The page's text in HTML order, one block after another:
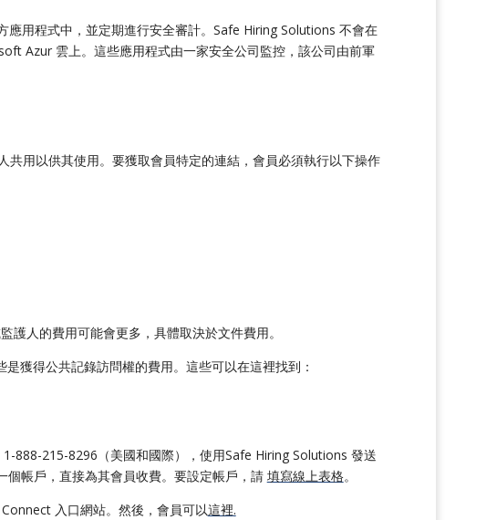
應用程式中，並定期進行安全審計。Safe Hiring Solutions 不會在
Azur 雲上。這些應用程式由一家安全公司監控，該公司由前軍
用以供其使用。要獲取會員特定的連結，會員必須執行以下操作
護人的費用可能會更多，具體取決於文件費用。
獲得公共記錄訪問權的費用。這些可以在這裡找到：
888-215-8296（美國和國際），使用Safe Hiring Solutions 發送
帳戶，直接為其會員收費。要設定帳戶，請 填寫線上表格。
入口網站。然後，會員可以這裡.